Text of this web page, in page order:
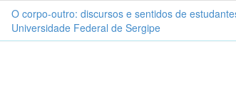
O corpo-outro: discursos e sentidos de
Universidade Federal de Sergipe